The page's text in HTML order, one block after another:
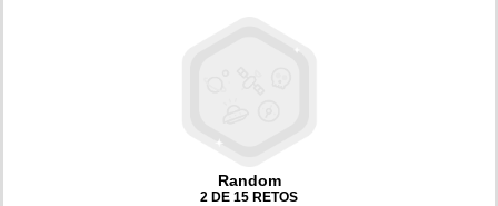
Random
2 DE 15 RETOS